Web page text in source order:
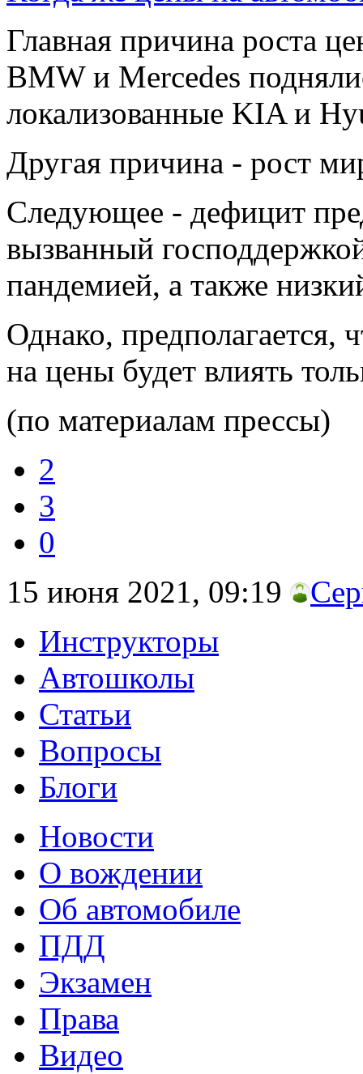
Главная причина роста
BMW и Mercedes
локализованные KIA и
Другая причина - рост
Следующее - дефицит
вызванный
пандемией, а также
Однако, предполагается,
на цены будет влиять
(по материалам прессы)
2
3
0
15 июня 2021, 09:19
Инструкторы
Автошколы
Статьи
Вопросы
Блоги
Новости
О вождении
Об автомобиле
ПДД
Экзамен
Права
Видео